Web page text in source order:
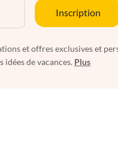
Inscription
et offres exclusives et
de vacances. Plus